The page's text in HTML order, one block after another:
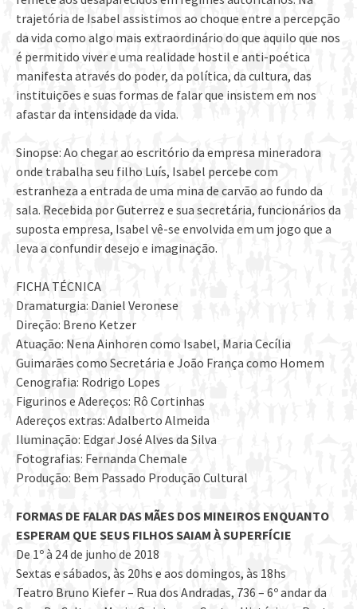
trajetória de Isabel assistimos ao choque entre a percepção
da vida como algo mais extraordinário do que aquilo que nos
é permitido viver e uma realidade hostil e anti-poética
manifesta através do poder, da política, da cultura, das
instituições e suas formas de falar que insistem em nos
afastar da intensidade da vida.
Sinopse: Ao chegar ao escritório da empresa mineradora
onde trabalha seu filho Luís, Isabel percebe com
estranheza a entrada de uma mina de carvão ao fundo da
sala. Recebida por Guterrez e sua secretária, funcionários da
suposta empresa, Isabel vê-se envolvida em um jogo que a
leva a confundir desejo e imaginação.
FICHA TÉCNICA
Dramaturgia: Daniel Veronese
Direção: Breno Ketzer
Atuação: Nena Ainhoren como Isabel, Maria Cecília
Guimarães como Secretária e João França como Homem
Cenografia: Rodrigo Lopes
Figurinos e Adereços: Rô Cortinhas
Adereços extras: Adalberto Almeida
Iluminação: Edgar José Alves da Silva
Fotografias: Fernanda Chemale
Produção: Bem Passado Produção Cultural
FORMAS DE FALAR DAS MÃES DOS MINEIROS ENQUANTO
ESPERAM QUE SEUS FILHOS SAIAM À SUPERFÍCIE
De 1º à 24 de junho de 2018
Sextas e sábados, às 20hs e aos domingos, às 18hs
Teatro Bruno Kiefer – Rua dos Andradas, 736 – 6º andar da